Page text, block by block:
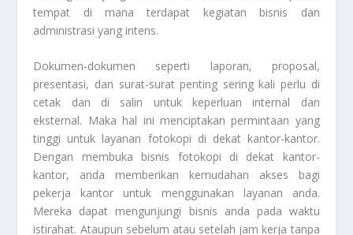
tempat di mana terdapat kegiatan bisnis dan
administrasi yang intens.
Dokumen-dokumen seperti laporan, proposal,
presentasi, dan surat-surat penting sering kali perlu di
cetak dan di salin untuk keperluan internal dan
eksternal. Maka hal ini menciptakan permintaan yang
tinggi untuk layanan fotokopi di dekat kantor-kantor.
Dengan membuka bisnis fotokopi di dekat kantor-
kantor, anda memberikan kemudahan akses bagi
pekerja kantor untuk menggunakan layanan anda.
Mereka dapat mengunjungi bisnis anda pada waktu
istirahat. Ataupun sebelum atau setelah jam kerja tanpa